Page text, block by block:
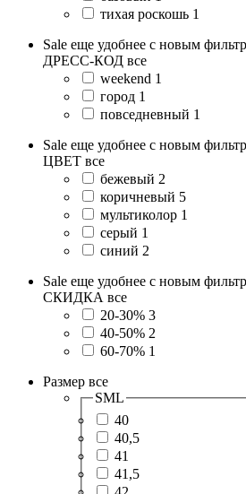
тихая роскошь 1
Sale еще удобнее с новым
ДРЕСС-КОД все
weekend 1
город 1
повседневный 1
Sale еще удобнее с новым
ЦВЕТ все
бежевый 2
коричневый 5
мультиколор 1
серый 1
синий 2
Sale еще удобнее с новым
СКИДКА все
20-30% 3
40-50% 2
60-70% 1
Размер все
SML
40
40,5
41
41,5